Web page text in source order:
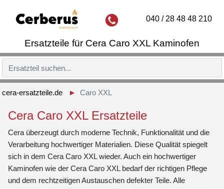
Ersatzteile für Cera Caro XXL Kaminofen
040 / 28 48 48 210
cera-ersatzteile.de Caro XXL
Cera Caro XXL Ersatzteile
Cera überzeugt durch moderne Technik, Funktionalität und die
Verarbeitung hochwertiger Materialien. Diese Qualität spiegelt
sich in dem Cera Caro XXL wieder. Auch ein hochwertiger
Kaminofen wie der Cera Caro XXL bedarf der richtigen Pflege
und dem rechtzeitigen Austauschen defekter Teile. Alle